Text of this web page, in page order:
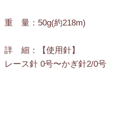
重 量：50g(約218m)
詳 細：【使用針】
レース針 0号〜かぎ針2/0号